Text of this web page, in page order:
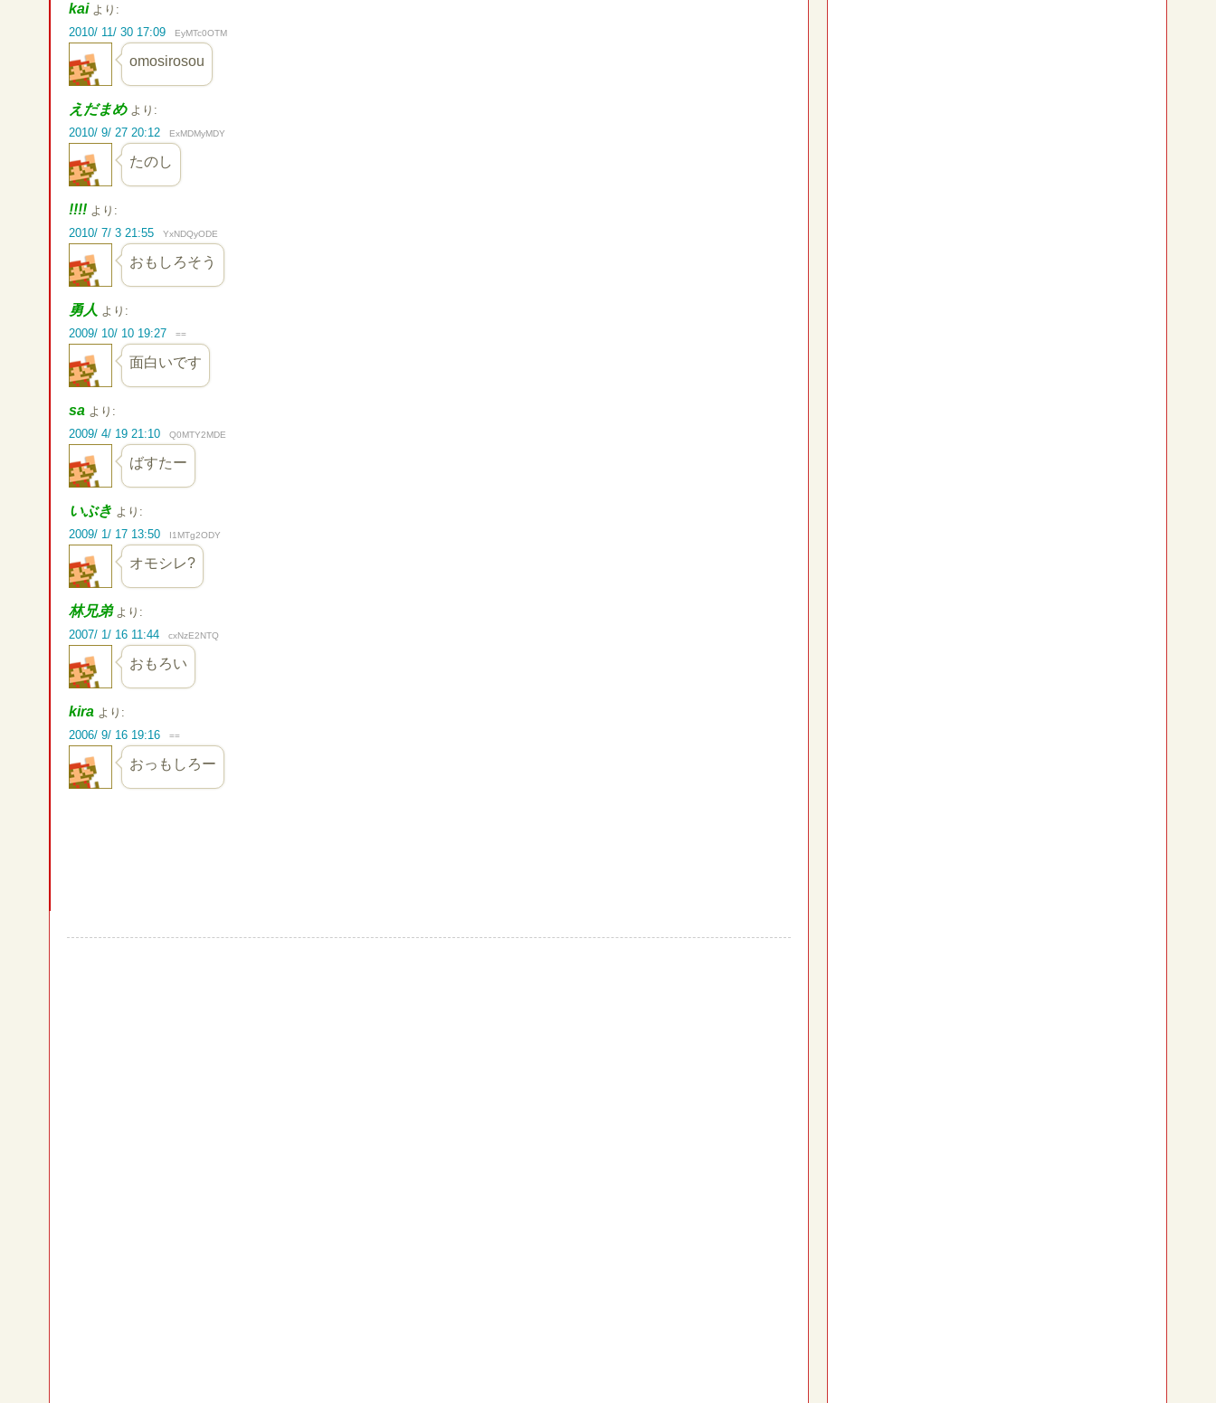
kai より:
2010/ 11/ 30 17:09
EyMTc0OTM
omosirosou
えだまめ より:
2010/ 9/ 27 20:12
ExMDMyMDY
たのし
!!!! より:
2010/ 7/ 3 21:55
YxNDQyODE
おもしろそう
勇人 より:
2009/ 10/ 10 19:27
==
面白いです
sa より:
2009/ 4/ 19 21:10
Q0MTY2MDE
ばすたー
いぶき より:
2009/ 1/ 17 13:50
I1MTg2ODY
オモシレ?
林兄弟 より:
2007/ 1/ 16 11:44
cxNzE2NTQ
おもろい
kira より:
2006/ 9/ 16 19:16
==
おっもしろー